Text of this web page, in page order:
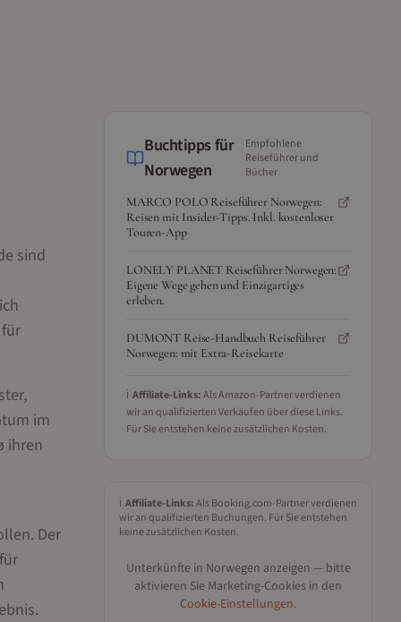
sind
im
ihren
Der
Buchtipps für
Norwegen
Empfohlene
Reiseführer und
Bücher
MARCO POLO Reiseführer Norwegen:
Reisen mit Insider-Tipps. Inkl. kostenloser
Touren-App
LONELY PLANET Reiseführer Norwegen:
Eigene Wege gehen und Einzigartiges
erleben.
DUMONT Reise-Handbuch Reiseführer
Norwegen: mit Extra-Reisekarte
ℹ️ Affiliate-Links:Als Amazon-Partner verdienen
wir an qualifizierten Verkäufen über diese Links.
Für Sie entstehen keine zusätzlichen Kosten.
ℹ️ Affiliate-Links:Als Booking.com-Partner verdienen
wir an qualifizierten Buchungen. Für Sie entstehen
keine zusätzlichen Kosten.
Unterkünfte in Norwegen anzeigen — bitte
aktivieren Sie Marketing-Cookies in den
Cookie-Einstellungen.